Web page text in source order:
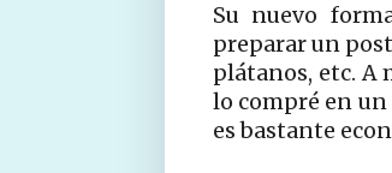
Su nuevo
preparar un
plátanos, etc. A
lo compré en un
es bastante